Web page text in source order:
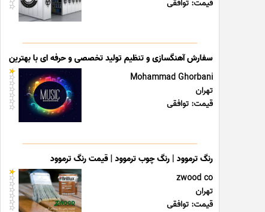
قیمت: توافقی
سفارش آهنگسازی و تنظیم تولید تخصصی و حرفه ای با بهترین
Mohammad Ghorbani
تهران
قیمت: توافقی
رنگ ترموود | رنگ چوب ترموود | قیمت رنگ ترموود
zwood co
تهران
قیمت: توافقی